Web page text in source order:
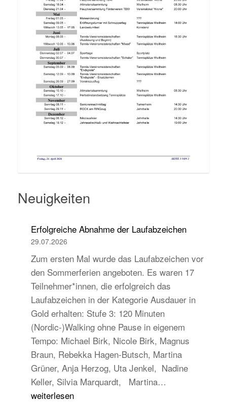
Neuigkeiten
Erfolgreiche Abnahme der Laufabzeichen
29.07.2026
Zum ersten Mal wurde das Laufabzeichen vor
den Sommerferien angeboten. Es waren 17
Teilnehmer*innen, die erfolgreich das
Laufabzeichen in der Kategorie Ausdauer in
Gold erhalten: Stufe 3: 120 Minuten
(Nordic-)Walking ohne Pause in eigenem
Tempo: Michael Birk, Nicole Birk, Magnus
Braun, Rebekka Hagen-Butsch, Martina
Grüner, Anja Herzog, Uta Jenkel, Nadine
Keller, Silvia Marquardt, Martina…
weiterlesen